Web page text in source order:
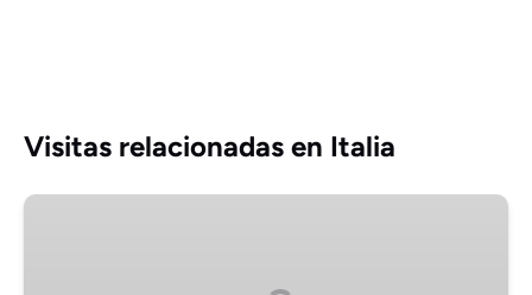
Visitas relacionadas en Italia
Excursión